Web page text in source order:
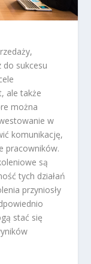
do sukcesu
ale także
można
w
komunikację,
pracowników.
są
tych działań
przyniosły
stać się